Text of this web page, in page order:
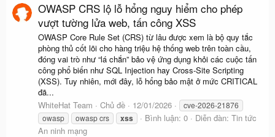
OWASP CRS lộ lỗ hổng nguy hiểm cho phép
vượt tường lửa web, tấn công XSS
OWASP Core Rule Set (CRS) từ lâu được xem là bộ quy tắc
phòng thủ cốt lõi cho hàng triệu hệ thống web trên toàn cầu,
đóng vai trò như “lá chắn” bảo vệ ứng dụng khỏi các cuộc tấn
công phổ biến như SQL Injection hay Cross-Site Scripting
(XSS). Tuy nhiên, mới đây, lỗ hổng bảo mật ở mức CRITICAL
đã...
WhiteHat Team
Chủ đề 12/01/2026
cve-2026-21876
owasp
owasp crs xss Bình luận: 0 Diễn đàn: Tin tức
An ninh mạng